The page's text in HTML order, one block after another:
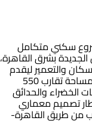
سكني متكامل
بشرق القاهرة،
والتعمير ليقدم
أسلوب حياة عصريًا وفاخرًا. يمتد المشروع على مساحة تقارب 550
الخضراء والحدائق
تصميم معماري
من طريق القاهرة-